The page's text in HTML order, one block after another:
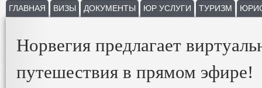
ГЛАВНАЯ ВИЗЫ ДОКУМЕНТЫ ЮР УСЛУГИ ТУРИЗМ
Норвегия предлагает
путешествия в прямом эфире!